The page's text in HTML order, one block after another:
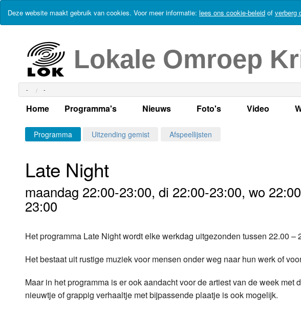
Deze website maakt gebruik van cookies. Voor meer informatie: lees ons cookie-beleid of verberg
Lokale Omroep
- -
Home Programma's
Alle dagen
Per dag
Dinsdag
Zaterdag
Alle programma's
Oude LOK programma's
Nieuws
Actueel Lokaal Nieuws
Columns
Foto's
Algemeen
Smoelenboek
Video
Programma Uitzending gemist Afspeellijsten
Late Night
maandag 22:00-23:00, di 22:00-23:00, wo
23:00
Het programma Late Night wordt elke werkdag uitgezonden tussen 22.00 –
Het bestaat uit rustige muziek voor mensen onder weg naar hun werk of
Maar in het programma is er ook aandacht voor de artiest van de week
nieuwtje of grappig verhaaltje met bijpassende plaatje is ook mogelijk.